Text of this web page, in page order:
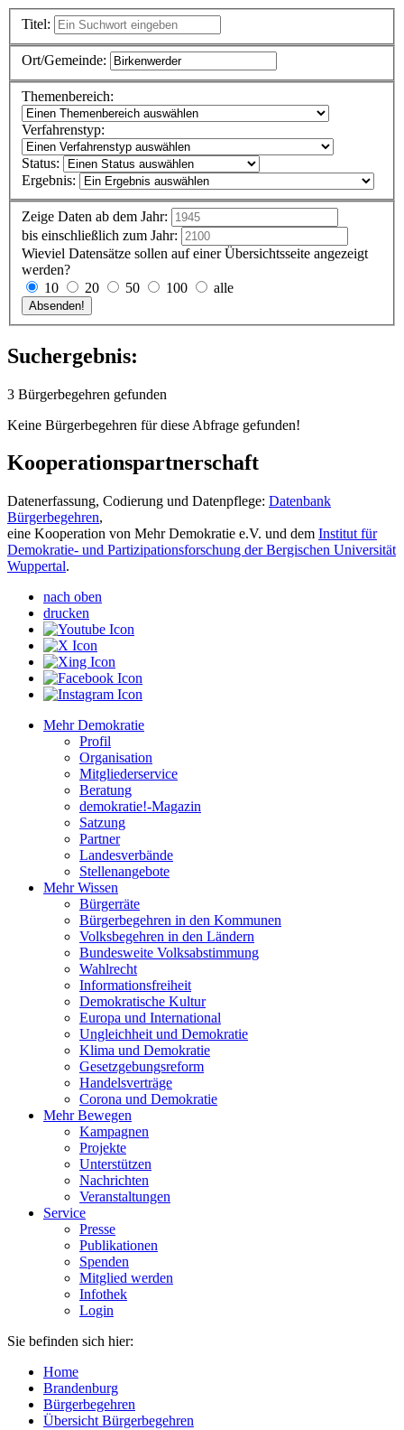
Titel:
Ort/Gemeinde:
Themenbereich:
Verfahrenstyp:
Status:
Ergebnis:
Zeige Daten ab dem Jahr:
bis einschließlich zum Jahr:
Wieviel Datensätze sollen auf einer Übersichtsseite angezeigt
werden?
10
20 50 100 alle
Suchergebnis:
3 Bürgerbegehren gefunden
Keine Bürgerbegehren für diese Abfrage gefunden!
Kooperationspartnerschaft
Datenerfassung, Codierung und Datenpflege: Datenbank
Bürgerbegehren,
eine Kooperation von Mehr Demokratie e.V. und dem Institut für
Demokratie- und Partizipationsforschung der Bergischen Universität
Wuppertal.
nach oben
drucken
Mehr Demokratie
Profil
Organisation
Mitgliederservice
Beratung
demokratie!-Magazin
Satzung
Partner
Landesverbände
Stellenangebote
Mehr Wissen
Bürgerräte
Bürgerbegehren in den Kommunen
Volksbegehren in den Ländern
Bundesweite Volksabstimmung
Wahlrecht
Informationsfreiheit
Demokratische Kultur
Europa und International
Ungleichheit und Demokratie
Klima und Demokratie
Gesetzgebungsreform
Handelsverträge
Corona und Demokratie
Mehr Bewegen
Kampagnen
Projekte
Unterstützen
Nachrichten
Veranstaltungen
Service
Presse
Publikationen
Spenden
Mitglied werden
Infothek
Login
Sie befinden sich hier:
Home
Brandenburg
Bürgerbegehren
Übersicht Bürgerbegehren